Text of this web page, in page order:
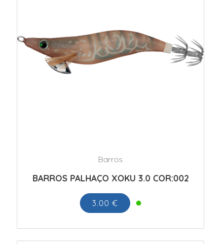
Barros
BARROS PALHAÇO XOKU 3.0 COR:002
3.00 €